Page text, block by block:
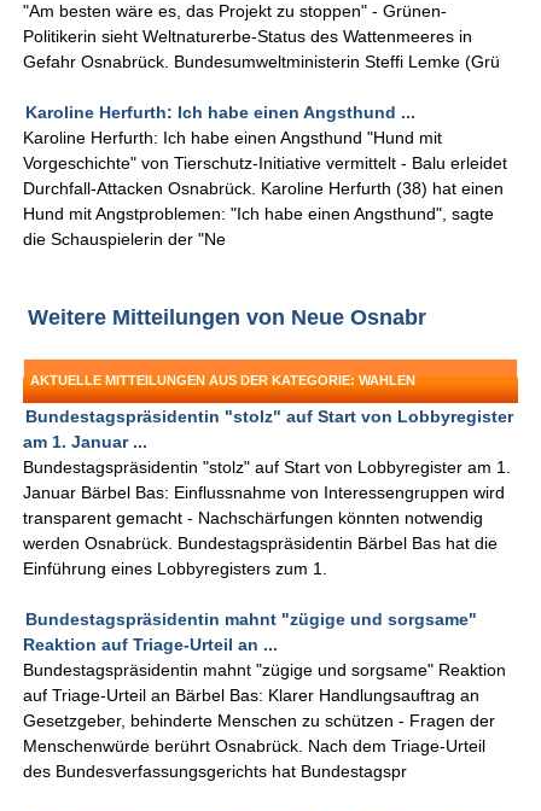
"Am besten wäre es, das Projekt zu stoppen" - Grünen-
Politikerin sieht Weltnaturerbe-Status des Wattenmeeres in
Gefahr Osnabrück. Bundesumweltministerin Steffi Lemke (Grü
Karoline Herfurth: Ich habe einen Angsthund ...
Karoline Herfurth: Ich habe einen Angsthund "Hund mit
Vorgeschichte" von Tierschutz-Initiative vermittelt - Balu erleidet
Durchfall-Attacken Osnabrück. Karoline Herfurth (38) hat einen
Hund mit Angstproblemen: "Ich habe einen Angsthund", sagte
die Schauspielerin der "Ne
Weitere Mitteilungen von Neue Osnabr
AKTUELLE MITTEILUNGEN AUS DER KATEGORIE: WAHLEN
Bundestagspräsidentin "stolz" auf Start von Lobbyregister
am 1. Januar ...
Bundestagspräsidentin "stolz" auf Start von Lobbyregister am 1.
Januar Bärbel Bas: Einflussnahme von Interessengruppen wird
transparent gemacht - Nachschärfungen könnten notwendig
werden Osnabrück. Bundestagspräsidentin Bärbel Bas hat die
Einführung eines Lobbyregisters zum 1.
Bundestagspräsidentin mahnt "zügige und sorgsame"
Reaktion auf Triage-Urteil an ...
Bundestagspräsidentin mahnt "zügige und sorgsame" Reaktion
auf Triage-Urteil an Bärbel Bas: Klarer Handlungsauftrag an
Gesetzgeber, behinderte Menschen zu schützen - Fragen der
Menschenwürde berührt Osnabrück. Nach dem Triage-Urteil
des Bundesverfassungsgerichts hat Bundestagspr